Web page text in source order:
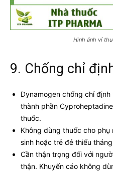
Hình ảnh vỉ
9. Chống chỉ
Dynamogen chống chỉ
thành phần
thuốc.
Không dùng thuốc cho
sinh hoặc trẻ đẻ thiếu
Cần thận trọng đối với
thận. Khuyến cáo không